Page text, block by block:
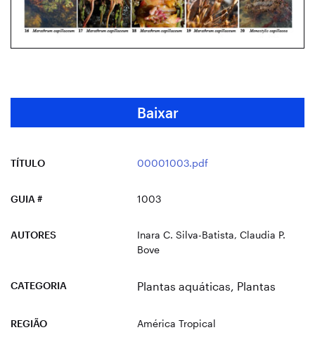
Baixar
TÍTULO 00001003.pdf
GUIA # 1003
AUTORES
Inara C. Silva-Batista, Claudia P.
Bove
CATEGORIA Plantas aquáticas, Plantas
REGIÃO América Tropical